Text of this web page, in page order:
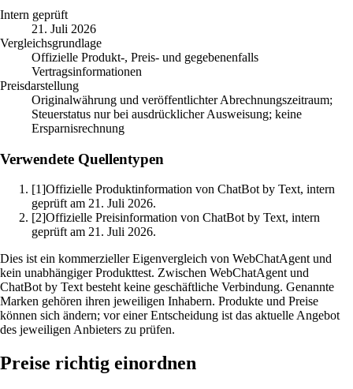
Intern geprüft
21. Juli 2026
Vergleichsgrundlage
Offizielle Produkt-, Preis- und gegebenenfalls
Vertragsinformationen
Preisdarstellung
Originalwährung und veröffentlichter Abrechnungszeitraum;
Steuerstatus nur bei ausdrücklicher Ausweisung; keine
Ersparnisrechnung
Verwendete Quellentypen
[1]Offizielle Produktinformation von ChatBot by Text, intern
geprüft am 21. Juli 2026.
[2]Offizielle Preisinformation von ChatBot by Text, intern
geprüft am 21. Juli 2026.
Dies ist ein kommerzieller Eigenvergleich von WebChatAgent und
kein unabhängiger Produkttest. Zwischen WebChatAgent und
ChatBot by Text besteht keine geschäftliche Verbindung. Genannte
Marken gehören ihren jeweiligen Inhabern. Produkte und Preise
können sich ändern; vor einer Entscheidung ist das aktuelle Angebot
des jeweiligen Anbieters zu prüfen.
Preise richtig einordnen